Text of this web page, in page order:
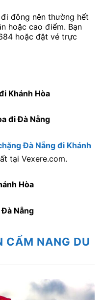
đông nên thường hết
hoặc cao điểm. Bạn
hoặc đặt vé trực
Khánh Hòa
đi Đà Nẵng
Đà Nẵng đi Khánh
tại Vexere.com.
Hòa
Nẵng
CẨM NANG DU